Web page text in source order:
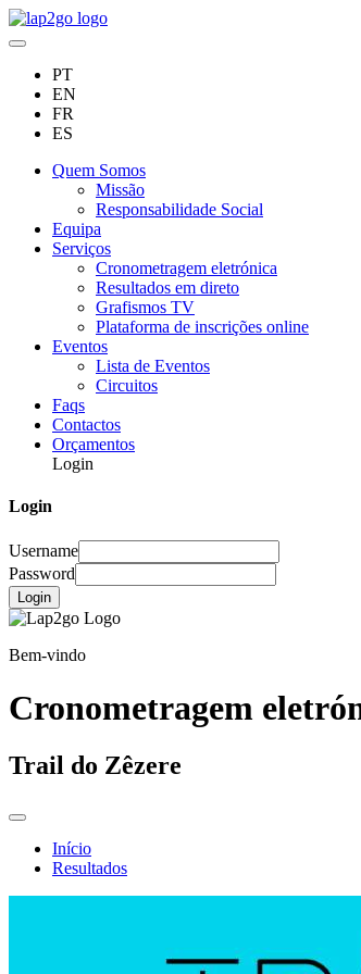
PT
EN
FR
ES
Quem Somos
Missão
Responsabilidade Social
Equipa
Serviços
Cronometragem eletrónica
Resultados em direto
Grafismos TV
Plataforma de inscrições online
Eventos
Lista de Eventos
Circuitos
Faqs
Contactos
Orçamentos
Login
Login
Username
Password
Login
Bem-vindo
Cronometragem
Trail do Zêzere
Início
Resultados